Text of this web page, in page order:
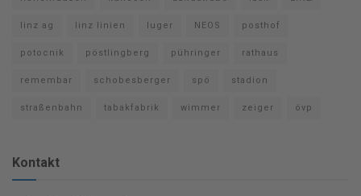
linz ag linz linien luger NEOS posthof
potocnik pöstlingberg pühringer rathaus
remembar schobesberger spö stadion
straßenbahn tabakfabrik wimmer zeiger övp
Kontakt